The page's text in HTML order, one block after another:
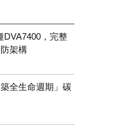
DVA7400，完整
架構
全生命週期」碳